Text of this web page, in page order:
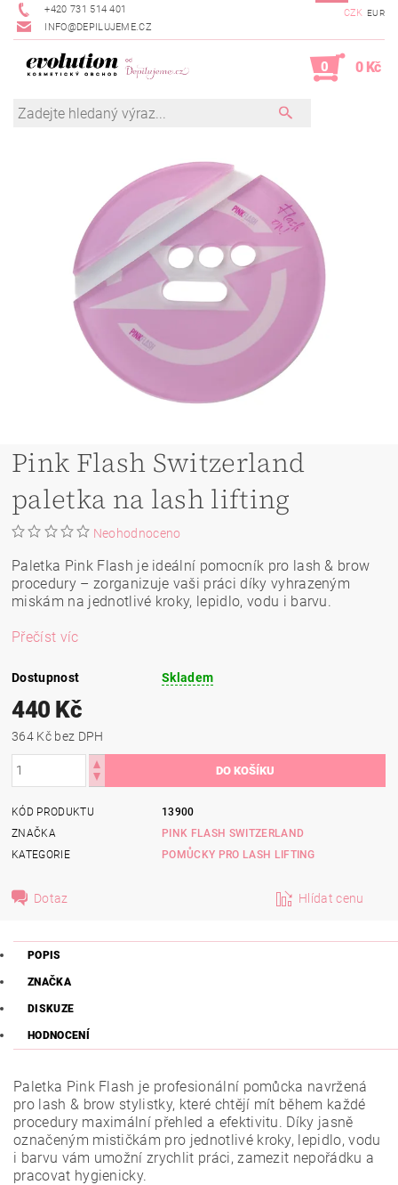
+420 731 514 401
INFO@DEPILUJEME.CZ
CZK EUR
0 0 Kč
Pink Flash Switzerland
paletka na lash lifting
Neohodnoceno
Paletka Pink Flash je ideální pomocník pro lash & brow
procedury – zorganizuje vaši práci díky vyhrazeným
miskám na jednotlivé kroky, lepidlo, vodu i barvu.
Přečíst víc
Dostupnost Skladem
440 Kč
364 Kč bez DPH
KÓD PRODUKTU
13900
ZNAČKA
PINK FLASH SWITZERLAND
KATEGORIE
POMŮCKY PRO LASH LIFTING
Dotaz Hlídat cenu
POPIS
ZNAČKA
DISKUZE
HODNOCENÍ
Paletka Pink Flash je profesionální pomůcka navržená
pro lash & brow stylistky, které chtějí mít během každé
procedury maximální přehled a efektivitu. Díky jasně
označeným mističkám pro jednotlivé kroky, lepidlo, vodu
i barvu vám umožní zrychlit práci, zamezit nepořádku a
pracovat hygienicky.